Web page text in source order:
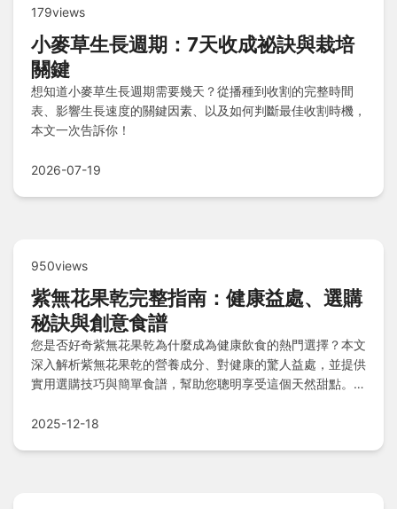
179views
小麥草生長週期：7天收成祕訣與栽培
關鍵
想知道小麥草生長週期需要幾天？從播種到收割的完整時間
表、影響生長速度的關鍵因素、以及如何判斷最佳收割時機，
本文一次告訴你！
2026-07-19
950views
紫無花果乾完整指南：健康益處、選購
秘訣與創意食譜
您是否好奇紫無花果乾為什麼成為健康飲食的熱門選擇？本文
深入解析紫無花果乾的營養成分、對健康的驚人益處，並提供
實用選購技巧與簡單食譜，幫助您聰明享受這個天然甜點。從
2025-12-18